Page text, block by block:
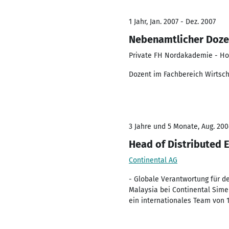
1 Jahr, Jan. 2007 - Dez. 2007
Nebenamtlicher
Private FH Nordakademie -
Dozent im Fachbereich
3 Jahre und 5 Monate, Aug.
Head of Distributed
Continental AG
- Globale Verantwortung für
Malaysia bei Continental
ein internationales Team von